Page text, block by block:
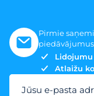
Pirmie
Atlaižu
Jūsu e-pasta